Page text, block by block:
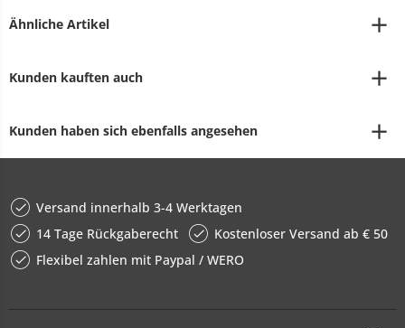
Ähnliche Artikel
Kunden kauften auch
Kunden haben sich ebenfalls angesehen
Versand innerhalb 3-4 Werktagen
14 Tage Rückgaberecht
Kostenloser Versand ab € 50
Flexibel zahlen mit Paypal / WERO